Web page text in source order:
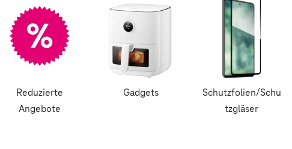
Reduzierte
Angebote
Gadgets
Schutzfolien/Schu
tzgläser